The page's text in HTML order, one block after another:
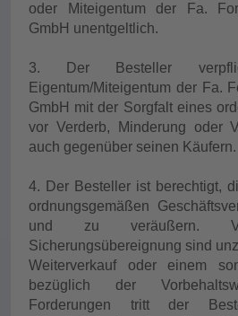
oder Miteigentum der Fa.
GmbH unentgeltlich.
3. Der Besteller
Eigentum/Miteigentum der Fa.
GmbH mit der Sorgfalt eines
vor Verderb, Minderung oder
auch gegenüber seinen Käufern.
4. Der Besteller ist berechtigt,
ordnungsgemäßen
und zu veräußern.
Sicherungsübereignung sind
Weiterverkauf oder einem
bezüglich der
Forderungen tritt der